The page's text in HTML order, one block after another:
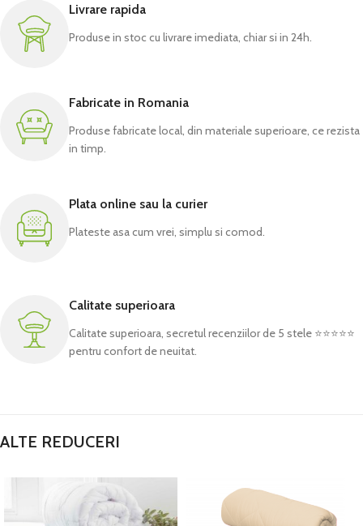
Livrare rapida
Produse in stoc cu livrare imediata, chiar si in 24h.
Fabricate in Romania
Produse fabricate local, din materiale superioare, ce rezista
in timp.
Plata online sau la curier
Plateste asa cum vrei, simplu si comod.
Calitate superioara
Calitate superioara, secretul recenziilor de 5 stele ⭐⭐⭐⭐⭐
pentru confort de neuitat.
ALTE REDUCERI